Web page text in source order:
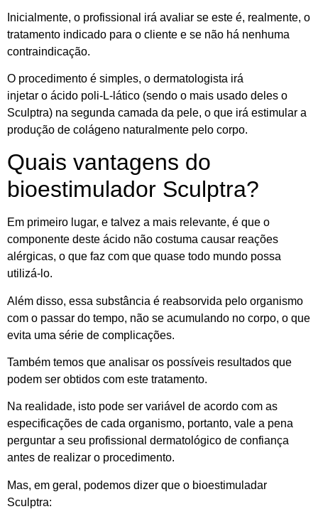
Inicialmente, o profissional irá avaliar se este é, realmente, o
tratamento indicado para o cliente e se não há nenhuma
contraindicação.
O procedimento é simples, o dermatologista irá
injetar o ácido poli-L-lático (sendo o mais usado deles o
Sculptra) na segunda camada da pele, o que irá estimular a
produção de colágeno naturalmente pelo corpo.
Quais vantagens do
bioestimulador Sculptra?
Em primeiro lugar, e talvez a mais relevante, é que o
componente deste ácido não costuma causar reações
alérgicas, o que faz com que quase todo mundo possa
utilizá-lo.
Além disso, essa substância é reabsorvida pelo organismo
com o passar do tempo, não se acumulando no corpo, o que
evita uma série de complicações.
Também temos que analisar os possíveis resultados que
podem ser obtidos com este tratamento.
Na realidade, isto pode ser variável de acordo com as
especificações de cada organismo, portanto, vale a pena
perguntar a seu profissional dermatológico de confiança
antes de realizar o procedimento.
Mas, em geral, podemos dizer que o bioestimuladar
Sculptra: